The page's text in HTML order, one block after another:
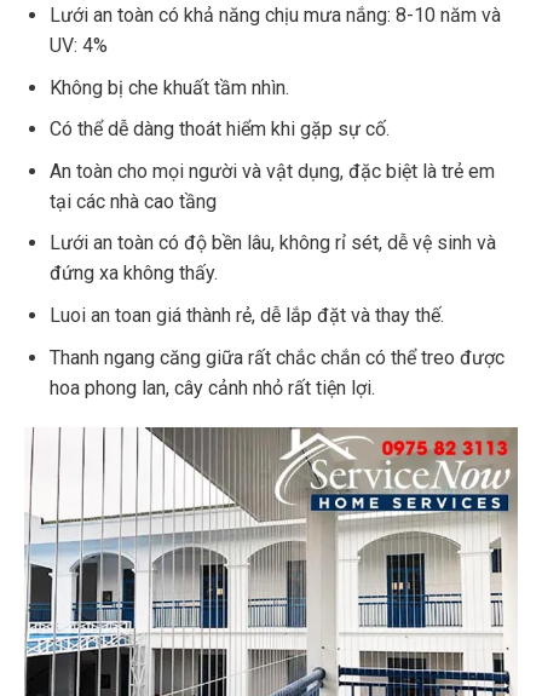
Lưới an toàn có khả năng chịu mưa nắng: 8-10 năm và
UV: 4%
Không bị che khuất tầm nhìn.
Có thể dễ dàng thoát hiểm khi gặp sự cố.
An toàn cho mọi người và vật dụng, đặc biệt là trẻ em
tại các nhà cao tầng
Lưới an toàn có độ bền lâu, không rỉ sét, dễ vệ sinh và
đứng xa không thấy.
Luoi an toan giá thành rẻ, dễ lắp đặt và thay thế.
Thanh ngang căng giữa rất chắc chắn có thể treo được
hoa phong lan, cây cảnh nhỏ rất tiện lợi.